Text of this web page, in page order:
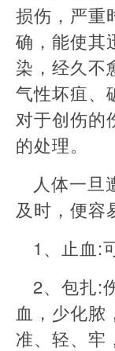
损伤，严重
确，能使其
染，经久不
气性坏疽、
对于创伤的
的处理。
人体一旦
及时，便容
1、止血:
2、包扎:
血，少化脓
准、轻、牢